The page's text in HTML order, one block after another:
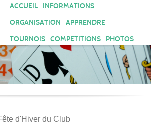
ACCUEIL
INFORMATIONS
ORGANISATION
APPRENDRE
TOURNOIS
COMPETITIONS PHOTOS
d'Hiver du Club
cookies